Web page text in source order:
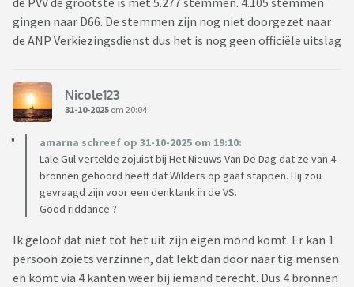
gingen naar D66. De stemmen zijn nog niet doorgezet naar
de ANP Verkiezingsdienst dus het is nog geen officiële uitslag
Nicole123
31-10-2025 om 20:04
amarna schreef op 31-10-2025 om 19:10:
Lale Gul vertelde zojuist bij Het Nieuws Van De Dag dat ze van 4
bronnen gehoord heeft dat Wilders op gaat stappen. Hij zou
gevraagd zijn voor een denktank in de VS.
Good riddance ?
Ik geloof dat niet tot het uit zijn eigen mond komt. Er kan 1
persoon zoiets verzinnen, dat lekt dan door naar tig mensen
en komt via 4 kanten weer bij iemand terecht. Dus 4 bronnen